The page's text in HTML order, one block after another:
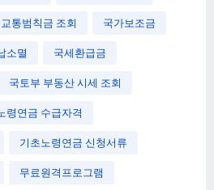
교통범칙금 조회 국가보조금
소멸 국세환급금
국토부 부동산 시세 조회
령연금 수급자격
기초노령연금 신청서류
무료원격프로그램